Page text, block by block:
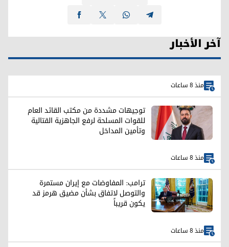
آخر الأخبار
منذ 8 ساعات
توجيهات مشددة من مكتب القائد العام
للقوات المسلحة لرفع الجاهزية القتالية
وتأمين المداخل
منذ 8 ساعات
ترامب: المفاوضات مع إيران مستمرة
والتوصل لاتفاق بشأن مضيق هرمز قد
يكون قريباً
منذ 8 ساعات